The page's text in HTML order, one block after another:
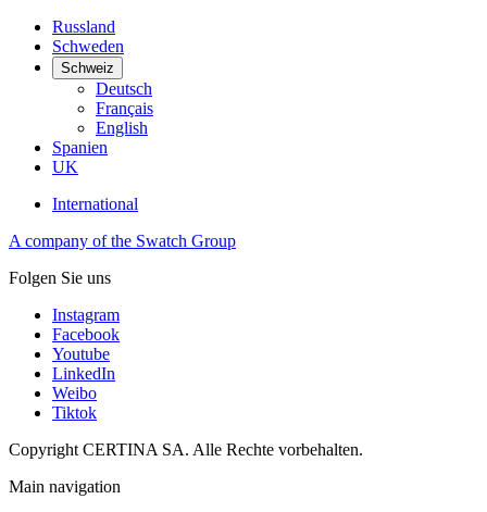
Russland
Schweden
Schweiz
Deutsch
Français
English
Spanien
UK
International
A company of the Swatch Group
Folgen Sie uns
Instagram
Facebook
Youtube
LinkedIn
Weibo
Tiktok
Copyright CERTINA SA. Alle Rechte vorbehalten.
Main navigation